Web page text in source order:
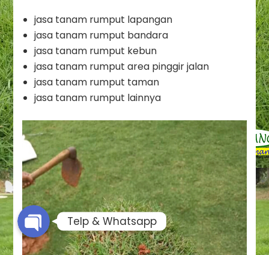
jasa tanam rumput lapangan
jasa tanam rumput bandara
jasa tanam rumput kebun
jasa tanam rumput area pinggir jalan
jasa tanam rumput taman
jasa tanam rumput lainnya
Phone
Whatsapp
Telp & Whatsapp